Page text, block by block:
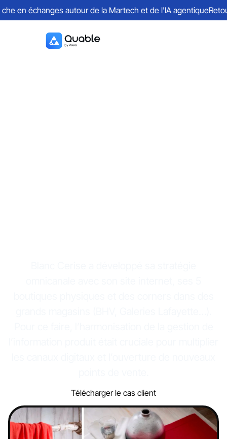
link rel="alternate" hreflang="fr"
href="https://www.quable.com/cas-client/blanc-cerise">
Télécharger le cas client
en échanges autour de la Martech et de l'IA agentique